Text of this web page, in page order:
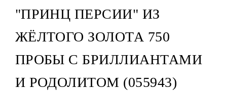
"ПРИНЦ ПЕРСИИ" ИЗ
ЖЁЛТОГО ЗОЛОТА 750
ПРОБЫ С БРИЛЛИАНТАМИ
И РОДОЛИТОМ (055943)